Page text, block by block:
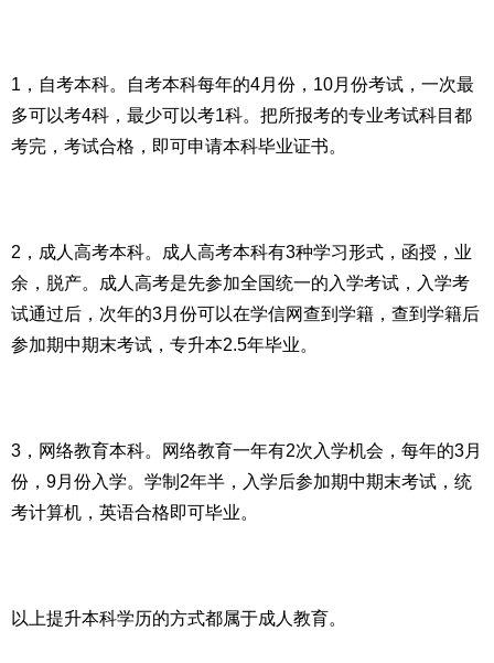
1，自考本科。自考本科每年的4月份，10月份考试，一次最
多可以考4科，最少可以考1科。把所报考的专业考试科目都
考完，考试合格，即可申请本科毕业证书。
2，成人高考本科。成人高考本科有3种学习形式，函授，业
余，脱产。成人高考是先参加全国统一的入学考试，入学考
试通过后，次年的3月份可以在学信网查到学籍，查到学籍后
参加期中期末考试，专升本2.5年毕业。
3，网络教育本科。网络教育一年有2次入学机会，每年的3月
份，9月份入学。学制2年半，入学后参加期中期末考试，统
考计算机，英语合格即可毕业。
以上提升本科学历的方式都属于成人教育。